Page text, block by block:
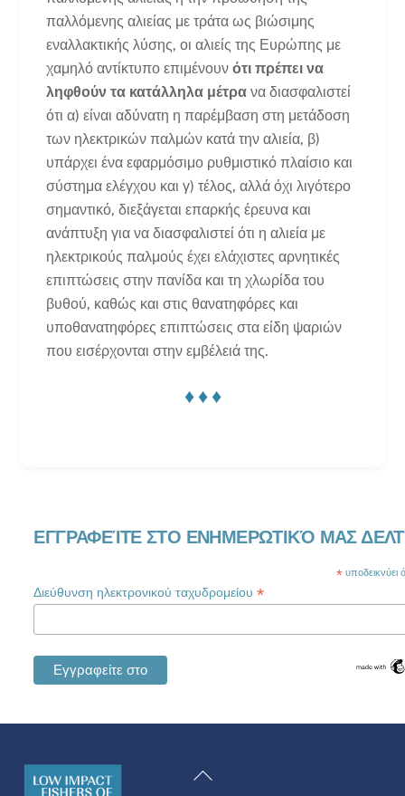
παλλόμενης αλιείας με τράτα ως βιώσιμης
εναλλακτικής λύσης, οι αλιείς της Ευρώπης με
χαμηλό αντίκτυπο επιμένουν ότι πρέπει να
ληφθούν τα κατάλληλα μέτρανα διασφαλιστεί
ότι α) είναι αδύνατη η παρέμβαση στη μετάδοση
των ηλεκτρικών παλμών κατά την αλιεία, β)
υπάρχει ένα εφαρμόσιμο ρυθμιστικό πλαίσιο και
σύστημα ελέγχου και γ) τέλος, αλλά όχι λιγότερο
σημαντικό, διεξάγεται επαρκής έρευνα και
ανάπτυξη για να διασφαλιστεί ότι η αλιεία με
ηλεκτρικούς παλμούς έχει ελάχιστες αρνητικές
επιπτώσεις στην πανίδα και τη χλωρίδα του
βυθού, καθώς και στις θανατηφόρες και
υποθανατηφόρες επιπτώσεις στα είδη ψαριών
που εισέρχονται στην εμβέλειά της.
♦ ♦ ♦
ΕΓΓΡΑΦΕΊΤΕ ΣΤΟ ΕΝΗΜΕΡΩΤΙΚΌ ΜΑΣ
* υποδεικνύει
Διεύθυνση ηλεκτρονικού ταχυδρομείου*
Επιστροφή
Swedish